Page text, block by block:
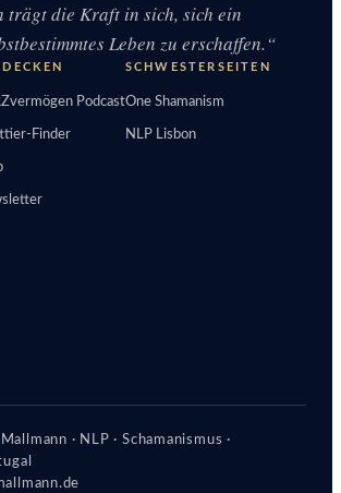
trägt die Kraft in sich, sich ein
Leben zu erschaffen.“
Podcast
Finder
SCHWESTERSEITEN
One Shamanism
NLP Lisbon
· NLP · Schamanismus ·